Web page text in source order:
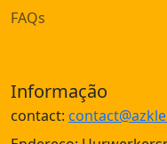
FAQs
Informação
contact: